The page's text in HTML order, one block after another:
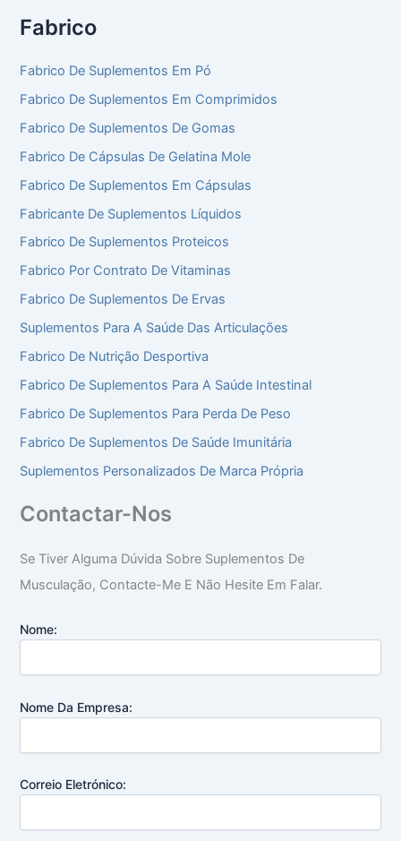
Fabrico
Fabrico De Suplementos Em Pó
Fabrico De Suplementos Em Comprimidos
Fabrico De Suplementos De Gomas
Fabrico De Cápsulas De Gelatina Mole
Fabrico De Suplementos Em Cápsulas
Fabricante De Suplementos Líquidos
Fabrico De Suplementos Proteicos
Fabrico Por Contrato De Vitaminas
Fabrico De Suplementos De Ervas
Suplementos Para A Saúde Das Articulações
Fabrico De Nutrição Desportiva
Fabrico De Suplementos Para A Saúde Intestinal
Fabrico De Suplementos Para Perda De Peso
Fabrico De Suplementos De Saúde Imunitária
Suplementos Personalizados De Marca Própria
Contactar-Nos
Se Tiver Alguma Dúvida Sobre Suplementos De
Musculação, Contacte-Me E Não Hesite Em Falar.
Nome:
Nome Da Empresa:
Correio Eletrónico: